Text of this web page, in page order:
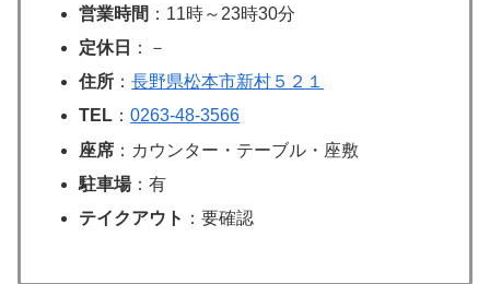
営業時間 ：11時～23時30分
定休日
：－
住所 ：長野県松本市新村５２１
TEL ：0263‐48‐3566
座席 ：カウンター・テーブル・座敷
駐車場：有
テイクアウト ：要確認